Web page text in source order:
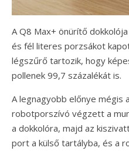
A Q8 Max+ önürítő
és fél literes porzsákot
légszűrő tartozik, hogy
pollenek 99,7 százalékát is.
A legnagyobb előnye mégis
robotporszívó végzett a
a dokkolóra, majd az
port a külső tartályba, és a